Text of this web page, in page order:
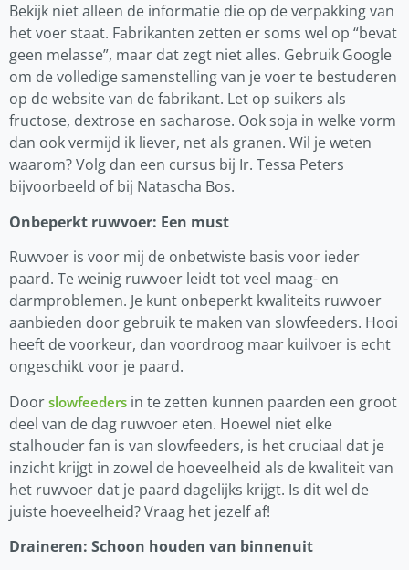
Bekijk niet alleen de informatie die op de verpakking van
het voer staat. Fabrikanten zetten er soms wel op “bevat
geen melasse”, maar dat zegt niet alles. Gebruik Google
om de volledige samenstelling van je voer te bestuderen
op de website van de fabrikant. Let op suikers als
fructose, dextrose en sacharose. Ook soja in welke vorm
dan ook vermijd ik liever, net als granen. Wil je weten
waarom? Volg dan een cursus bij Ir. Tessa Peters
bijvoorbeeld of bij Natascha Bos.
Onbeperkt ruwvoer: Een must
Ruwvoer is voor mij de onbetwiste basis voor ieder
paard. Te weinig ruwvoer leidt tot veel maag- en
darmproblemen. Je kunt onbeperkt kwaliteits ruwvoer
aanbieden door gebruik te maken van slowfeeders. Hooi
heeft de voorkeur, dan voordroog maar kuilvoer is echt
ongeschikt voor je paard.
Door slowfeeders in te zetten kunnen paarden een groot
deel van de dag ruwvoer eten. Hoewel niet elke
stalhouder fan is van slowfeeders, is het cruciaal dat je
inzicht krijgt in zowel de hoeveelheid als de kwaliteit van
het ruwvoer dat je paard dagelijks krijgt. Is dit wel de
juiste hoeveelheid? Vraag het jezelf af!
Draineren: Schoon houden van binnenuit